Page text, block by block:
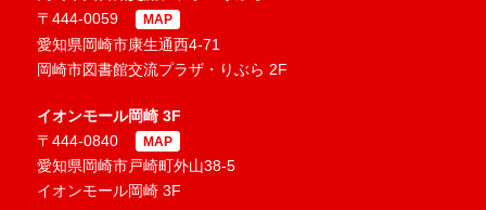
〒444-0059
MAP
愛知県岡崎市康生通西4-71
岡崎市図書館交流プラザ・りぶら 2F
イオンモール岡崎 3F
〒444-0840
MAP
愛知県岡崎市戸崎町外山38-5
イオンモール岡崎 3F